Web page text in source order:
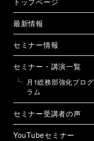
最新情報
セミナー情報
セミナー・講演一覧
月1総務部強化プログ
ラム
セミナー受講者の声
YouTubeセミナー